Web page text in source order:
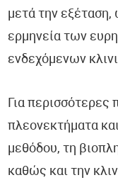
μετά την εξέταση,
ερμηνεία των
ενδεχόμενων
Για περισσότερες
πλεονεκτήματα
μεθόδου, τη
καθώς και την